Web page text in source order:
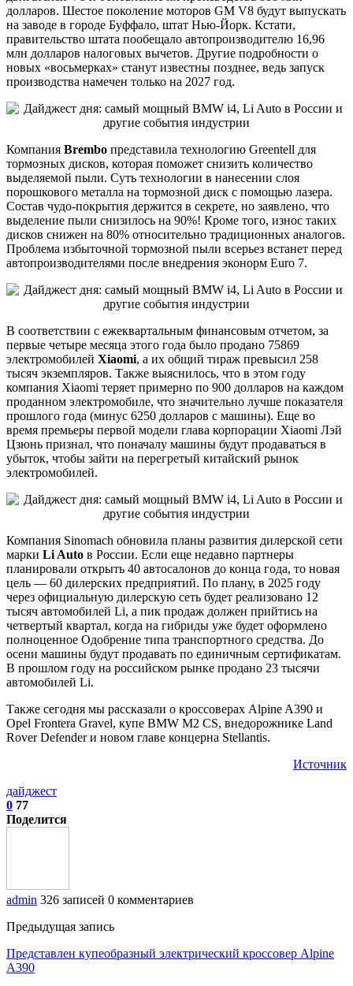
долларов. Шестое поколение моторов GM V8 будут выпускать
на заводе в городе Буффало, штат Нью-Йорк. Кстати,
правительство штата пообещало автопроизводителю 16,96
млн долларов налоговых вычетов. Другие подробности о
новых «восьмерках» станут известны позднее, ведь запуск
производства намечен только на 2027 год.
Компания Brembo представила технологию Greentell для
тормозных дисков, которая поможет снизить количество
выделяемой пыли. Суть технологии в нанесении слоя
порошкового металла на тормозной диск с помощью лазера.
Состав чудо-покрытия держится в секрете, но заявлено, что
выделение пыли снизилось на 90%! Кроме того, износ таких
дисков снижен на 80% относительно традиционных аналогов.
Проблема избыточной тормозной пыли всерьез встанет перед
автопроизводителями после внедрения эконорм Euro 7.
В соответствии с ежеквартальным финансовым отчетом, за
первые четыре месяца этого года было продано 75869
электромобилей Xiaomi, а их общий тираж превысил 258
тысяч экземпляров. Также выяснилось, что в этом году
компания Xiaomi теряет примерно по 900 долларов на каждом
проданном электромобиле, что значительно лучше показателя
прошлого года (минус 6250 долларов с машины). Еще во
время премьеры первой модели глава корпорации Xiaomi Лэй
Цзюнь признал, что поначалу машины будут продаваться в
убыток, чтобы зайти на перегретый китайский рынок
электромобилей.
Компания Sinomach обновила планы развития дилерской сети
марки Li Auto в России. Если еще недавно партнеры
планировали открыть 40 автосалонов до конца года, то новая
цель — 60 дилерских предприятий. По плану, в 2025 году
через официальную дилерскую сеть будет реализовано 12
тысяч автомобилей Li, а пик продаж должен прийтись на
четвертый квартал, когда на гибриды уже будет оформлено
полноценное Одобрение типа транспортного средства. До
осени машины будут продавать по единичным сертификатам.
В прошлом году на российском рынке продано 23 тысячи
автомобилей Li.
Также сегодня мы рассказали о кроссоверах Alpine A390 и
Opel Frontera Gravel, купе BMW M2 CS, внедорожнике Land
Rover Defender и новом главе концерна Stellantis.
Источник
дайджест
0 77
Поделится
admin 326 записей 0 комментариев
Предыдущая запись
Представлен купеобразный электрический кроссовер Alpine
A390